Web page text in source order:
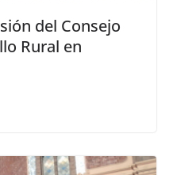
del Consejo
Rural en